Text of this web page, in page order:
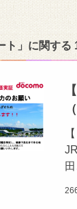
ト」に関す